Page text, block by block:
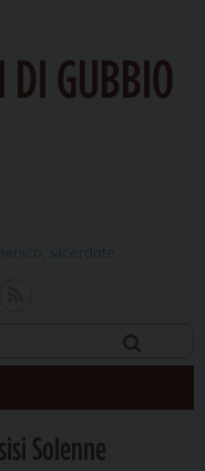
DI GUBBIO
Solenne